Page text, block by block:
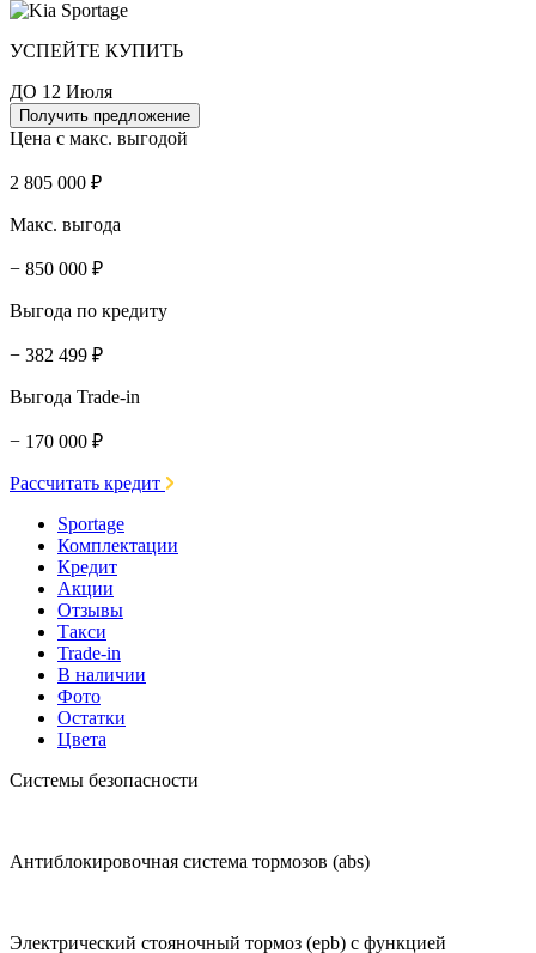
УСПЕЙТЕ КУПИТЬ
ДО 12 Июля
Получить предложение
Цена с макс. выгодой
2 805 000 ₽
Макс. выгода
− 850 000 ₽
Выгода по кредиту
− 382 499 ₽
Выгода Trade-in
− 170 000 ₽
Рассчитать кредит
Sportage
Комплектации
Кредит
Акции
Отзывы
Такси
Trade-in
В наличии
Фото
Остатки
Цвета
Системы безопасности
Антиблокировочная система тормозов (abs)
Электрический стояночный тормоз (epb) с функцией